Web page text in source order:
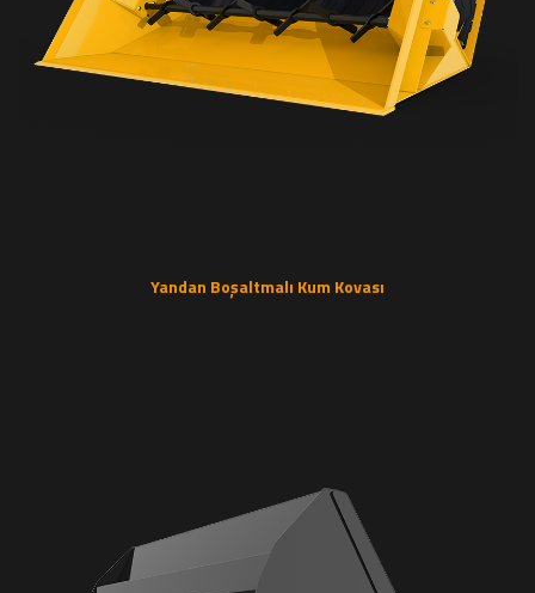
Yandan Boşaltmalı Kum Kovası